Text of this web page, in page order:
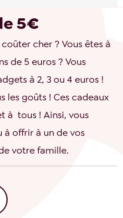
5€
cher ? Vous êtes à
de 5 euros ? Vous
à 2, 3 ou 4 euros !
les goûts ! Ces cadeaux
à tous ! Ainsi, vous
offrir à un de vos
votre famille.